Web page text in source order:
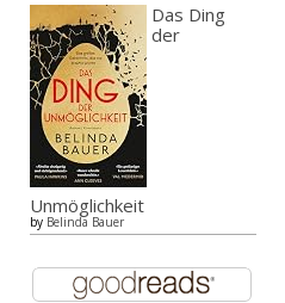
Das Ding
der
Unmöglichkeit
by Belinda Bauer